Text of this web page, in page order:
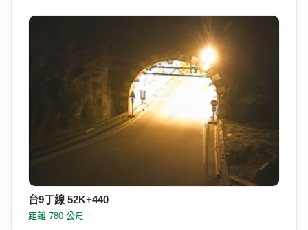
台9丁線 51K+820-2
距離 142 公尺